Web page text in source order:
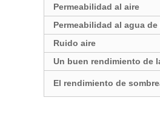
Permeabilidad al aire
Permeabilidad al agua
Ruido aire
Un buen rendimiento de
El rendimiento de